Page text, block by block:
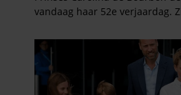
informatie over uw gebruik van
partners kunnen deze gegevens
informatie die u aan ze heeft
verzameld op basis van uw
gaat akkoord met onze cookies